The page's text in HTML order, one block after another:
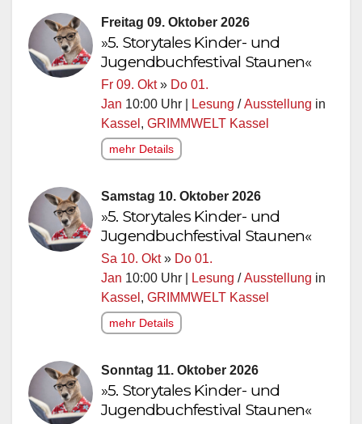
Freitag 09. Oktober 2026
»5. Storytales Kinder- und
Jugendbuchfestival Staunen«
Fr 09. Okt» Do 01.
Jan 10:00 Uhr | Lesung /Ausstellung in
Kassel , GRIMMWELT Kassel
mehr Details
Samstag 10. Oktober 2026
»5. Storytales Kinder- und
Jugendbuchfestival Staunen«
Sa 10. Okt» Do 01.
Jan 10:00 Uhr | Lesung /Ausstellung in
Kassel , GRIMMWELT Kassel
mehr Details
Sonntag 11. Oktober 2026
»5. Storytales Kinder- und
Jugendbuchfestival Staunen«